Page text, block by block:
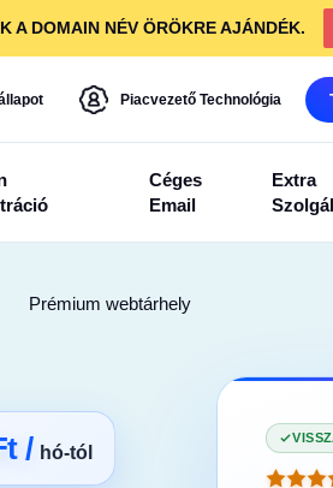
A DOMAIN NÉV ÖRÖKRE AJÁNDÉK.
Piacvezető Technológia
Céges
Email
Extra
Prémium webtárhely
/ hó-tól